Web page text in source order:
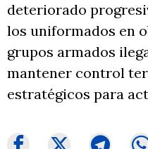
deteriorado
los uniformados en
grupos armados
mantener control
estratégicos para